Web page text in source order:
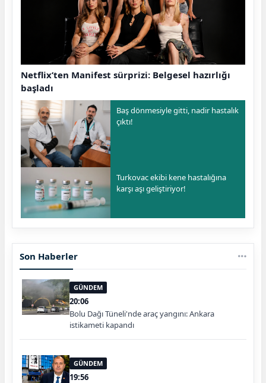
Netflix’ten Manifest sürprizi: Belgesel hazırlığı
başladı
Baş dönmesiyle gitti, nadir hastalık
çıktı!
Turkovac ekibi kene hastalığına
karşı aşı geliştiriyor!
Son Haberler
GÜNDEM
20:06
Bolu Dağı Tüneli'nde araç yangını: Ankara
istikameti kapandı
GÜNDEM
19:56